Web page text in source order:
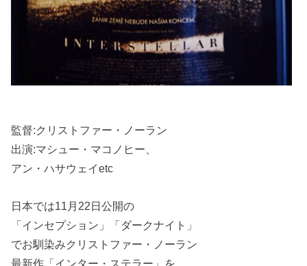
監督:クリストファー・ノーラン
出演:マシュー・マコノヒー、
アン・ハサウェイetc
日本では11月22日公開の
「インセプション」「ダークナイト」
でお馴染みクリストファー・ノーラン
最新作「インター・ステラー」を